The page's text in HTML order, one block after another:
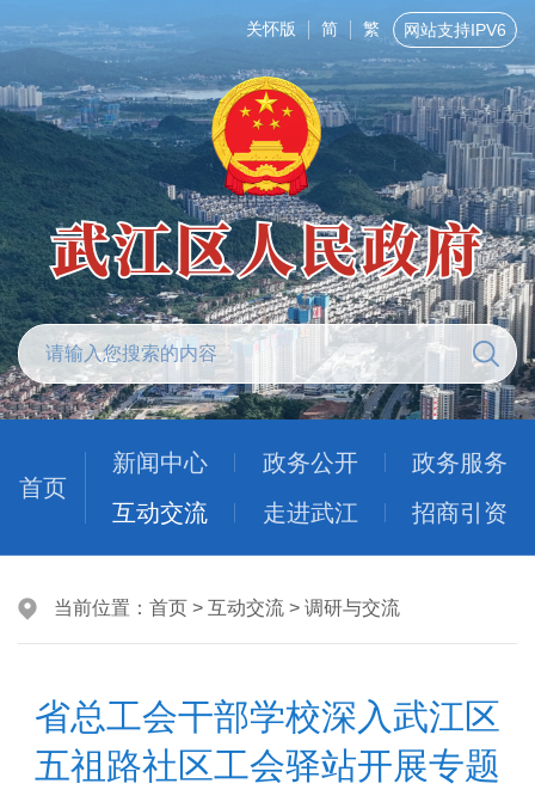
关怀版 简 繁 网站支持IPV6
首页
新闻中心 政务公开
政务服务
互动交流
走进武江 招商引资
当前位置： 首页 > 互动交流 > 调研与交流
省总工会干部学校深入武江区
五祖路社区工会驿站开展专题